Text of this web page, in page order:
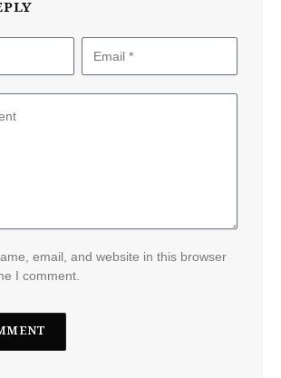
email, and website in this browser
I comment.